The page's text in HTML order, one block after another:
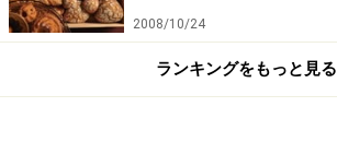
2008/10/24
ランキングをもっと見る